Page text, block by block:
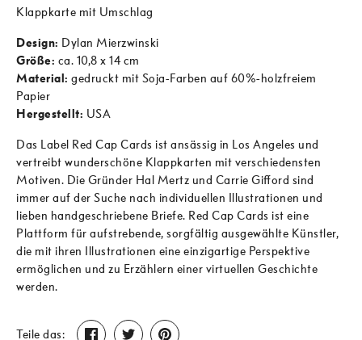
Klappkarte mit Umschlag
Design: Dylan Mierzwinski
Größe: ca. 10,8 x 14 cm
Material: gedruckt mit Soja-Farben auf 60%-holzfreiem
Papier
Hergestellt: USA
Das Label Red Cap Cards ist ansässig in Los Angeles und
vertreibt wunderschöne Klappkarten mit verschiedensten
Motiven. Die Gründer Hal Mertz und Carrie Gifford sind
immer auf der Suche nach individuellen Illustrationen und
lieben handgeschriebene Briefe. Red Cap Cards ist eine
Plattform für aufstrebende, sorgfältig ausgewählte Künstler,
die mit ihren Illustrationen eine einzigartige Perspektive
ermöglichen und zu Erzählern einer virtuellen Geschichte
werden.
Teile das: Teilen TwitternPinnen